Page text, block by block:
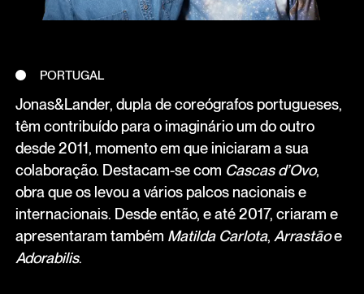
PORTUGAL
Jonas&Lander, dupla de coreógrafos portugueses,
têm contribuído para o imaginário um do outro
desde 2011, momento em que iniciaram a sua
colaboração. Destacam-se com Cascas d’Ovo,
obra que os levou a vários palcos nacionais e
internacionais. Desde então, e até 2017, criaram e
apresentaram também Matilda Carlota, Arrastãoe
Adorabilis.